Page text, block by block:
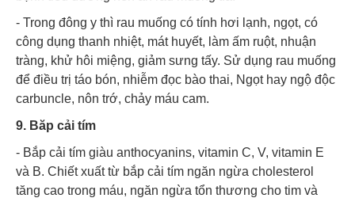
- Trong đông y thì rau muống có tính hơi lạnh, ngọt, có
công dụng thanh nhiệt, mát huyết, làm ấm ruột, nhuận
tràng, khử hôi miệng, giảm sưng tấy. Sử dụng rau muống
để điều trị táo bón, nhiễm đọc bào thai, Ngọt hay ngộ độc
carbuncle, nôn trớ, chảy máu cam.
9. Băp cải tím
- Bắp cải tím giàu anthocyanins, vitamin C, V, vitamin E
và B. Chiết xuất từ bắp cải tím ngăn ngừa cholesterol
tăng cao trong máu, ngăn ngừa tổn thương cho tim và